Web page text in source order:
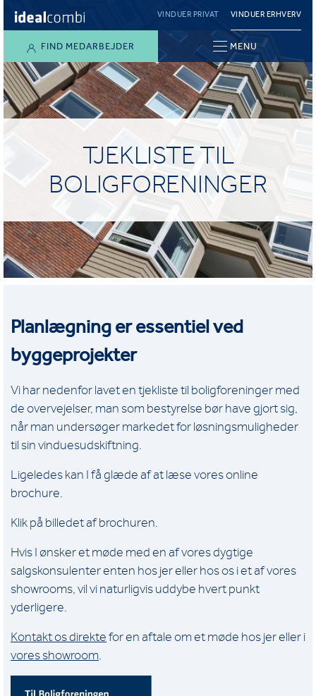
VINDUER PRIVAT VINDUER ERHVERV
FIND MEDARBEJDER MENU
TJEKLISTE TIL
BOLIGFORENINGER
Planlægning er essentiel ved
byggeprojekter
Vi har nedenfor lavet en tjekliste til boligforeninger med
de overvejelser, man som bestyrelse bør have gjort sig,
når man undersøger markedet for løsningsmuligheder
til sin vinduesudskiftning.
Ligeledes kan I få glæde af at læse vores online
brochure.
Klik på billedet af brochuren.
Hvis I ønsker et møde med en af vores dygtige
salgskonsulenter enten hos jer eller hos os i et af vores
showrooms, vil vi naturligvis uddybe hvert punkt
yderligere.
Kontakt os direkte for en aftale om et møde hos jer eller i
vores showroom.